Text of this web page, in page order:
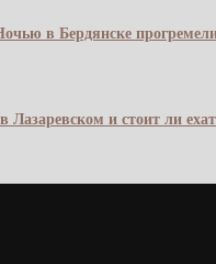
в Бердянске
Лазаревском и стоит ли